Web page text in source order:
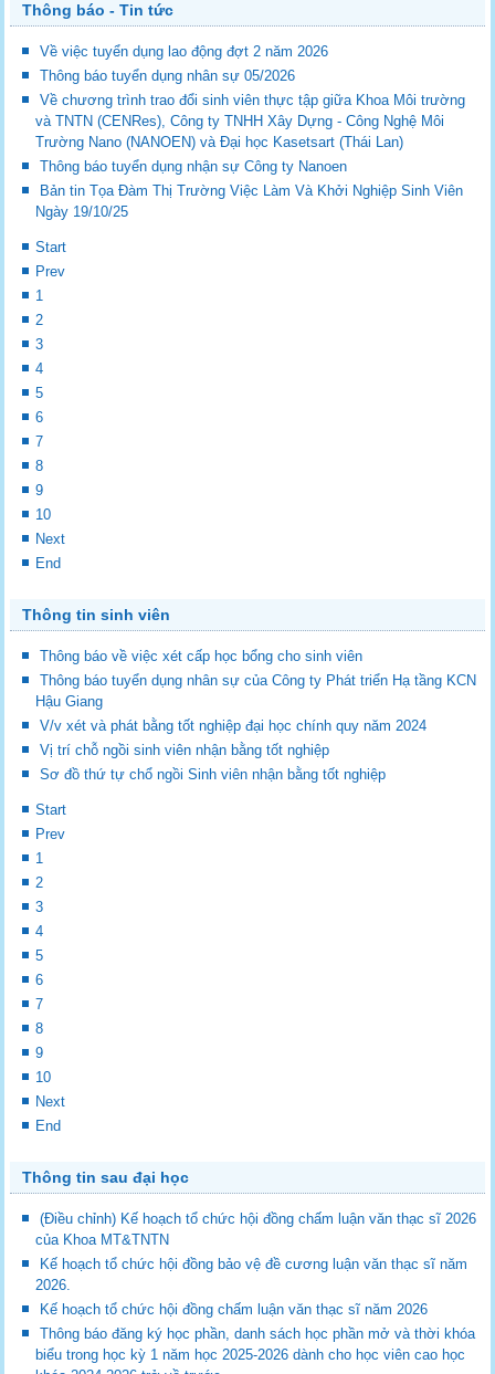
Thông báo - Tin tức
Về việc tuyển dụng lao động đợt 2 năm 2026
Thông báo tuyển dụng nhân sự 05/2026
Về chương trình trao đổi sinh viên thực tập giữa Khoa Môi trường
và TNTN (CENRes), Công ty TNHH Xây Dựng - Công Nghệ Môi
Trường Nano (NANOEN) và Đại học Kasetsart (Thái Lan)
Thông báo tuyển dụng nhận sự Công ty Nanoen
Bản tin Tọa Đàm Thị Trường Việc Làm Và Khởi Nghiệp Sinh Viên
Ngày 19/10/25
Start
Prev
1
2
3
4
5
6
7
8
9
10
Next
End
Thông tin sinh viên
Thông báo về việc xét cấp học bổng cho sinh viên
Thông báo tuyển dụng nhân sự của Công ty Phát triển Hạ tầng KCN
Hậu Giang
V/v xét và phát bằng tốt nghiệp đại học chính quy năm 2024
Vị trí chỗ ngồi sinh viên nhận bằng tốt nghiệp
Sơ đồ thứ tự chổ ngồi Sinh viên nhận bằng tốt nghiệp
Start
Prev
1
2
3
4
5
6
7
8
9
10
Next
End
Thông tin sau đại học
(Điều chỉnh) Kế hoạch tổ chức hội đồng chấm luận văn thạc sĩ 2026
của Khoa MT&TNTN
Kế hoạch tổ chức hội đồng bảo vệ đề cương luận văn thạc sĩ năm
2026.
Kế hoạch tổ chức hội đồng chấm luận văn thạc sĩ năm 2026
Thông báo đăng ký học phần, danh sách học phần mở và thời khóa
biểu trong học kỳ 1 năm học 2025-2026 dành cho học viên cao học